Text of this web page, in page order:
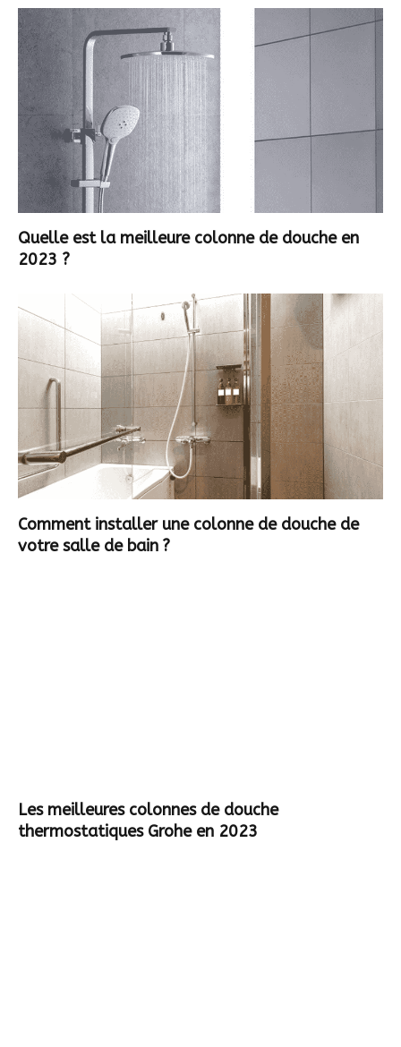
Quelle est la meilleure colonne de douche en
2023 ?
Comment installer une colonne de douche de
votre salle de bain ?
Les meilleures colonnes de douche
thermostatiques Grohe en 2023